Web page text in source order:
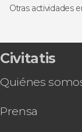
Free tours
Otras actividades
Descenso
Tour privado
Civitatis
Quiénes
Prensa